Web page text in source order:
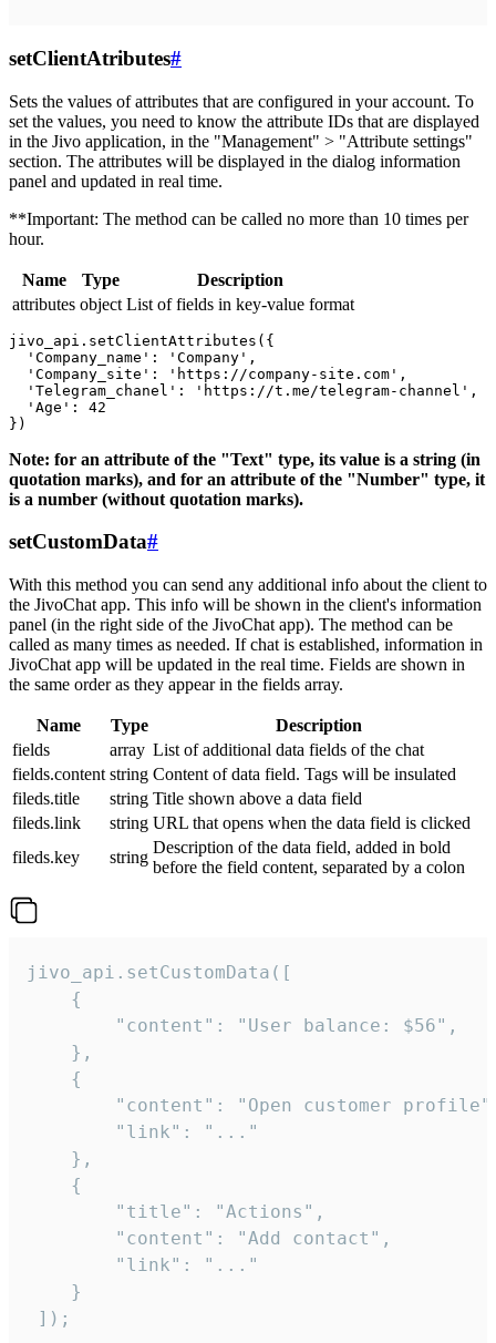
setClientAtributes#
Sets the values ​​of attributes that are configured in your account. To
set the values, you need to know the attribute IDs that are displayed
in the Jivo application, in the "Management" > "Attribute settings"
section. The attributes will be displayed in the dialog information
panel and updated in real time.
**Important: The method can be called no more than 10 times per
hour.
Name Type
Description
attributes object List of fields in key-value format
jivo_api.setClientAttributes({
  'Company_name': 'Company',
  'Company_site': 'https://company-site.com',
  'Telegram_chanel': 'https://t.me/telegram-channel',
  'Age': 42
Note: for an attribute of the "Text" type, its value is a string (in
quotation marks), and for an attribute of the "Number" type, it
is a number (without quotation marks).
setCustomData#
With this method you can send any additional info about the client to
the JivoChat app. This info will be shown in the client's information
panel (in the right side of the JivoChat app). The method can be
called as many times as needed. If chat is established, information in
JivoChat app will be updated in the real time. Fields are shown in
the same order as they appear in the fields array.
Name Type
Description
fields
array List of additional data fields of the chat
fields.content string Content of data field. Tags will be insulated
fileds.title
string Title shown above a data field
fileds.link
string URL that opens when the data field is clicked
fileds.key
string
Description of the data field, added in bold
before the field content, separated by a colon
jivo_api.setCustomData([
    {
        "content": "User balance: $56",
    },
    {
"content": "Open customer
        "link": "..."
    },
    {
        "title": "Actions",
        "content": "Add contact",
        "link": "..."
    }
]);